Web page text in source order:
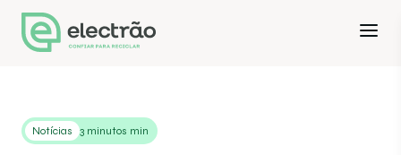
Notícias 3 minutos min